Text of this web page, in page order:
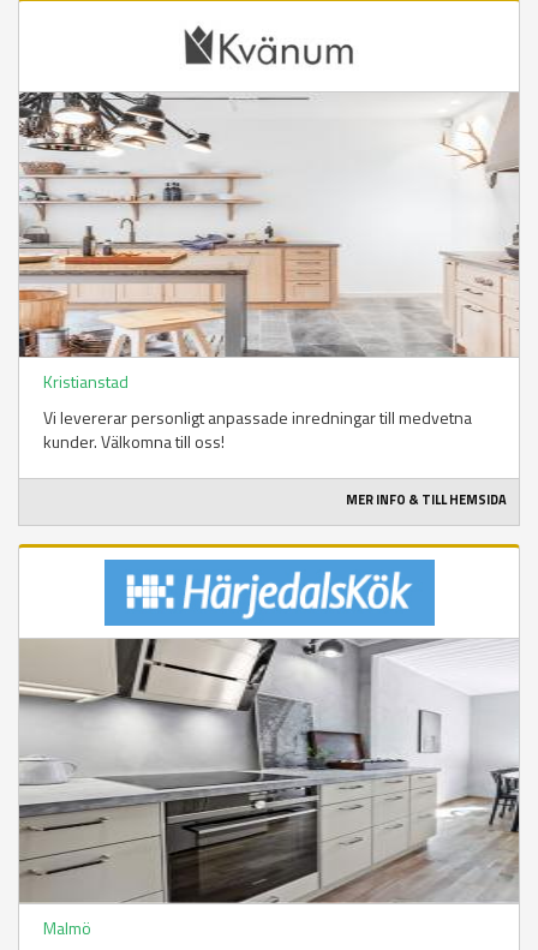
Kristianstad
Vi levererar personligt anpassade inredningar till medvetna
kunder. Välkomna till oss!
MER INFO & TILL HEMSIDA
Malmö